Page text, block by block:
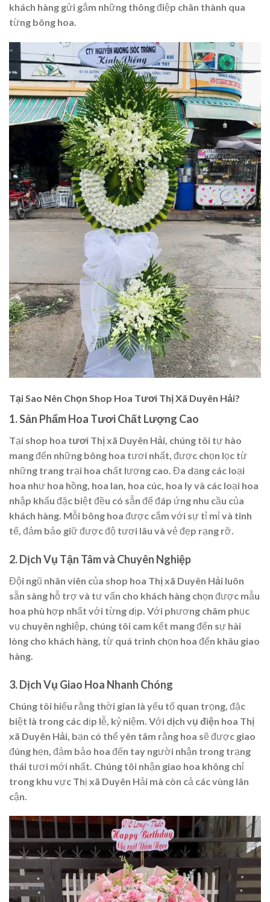
khách hàng gửi gắm những thông điệp chân thành qua
từng bông hoa.
Tại Sao Nên Chọn Shop Hoa Tươi Thị Xã Duyên Hải?
1.Sản Phẩm Hoa Tươi Chất Lượng Cao
Tại shop hoa tươi Thị xã Duyên Hải, chúng tôi tự hào
mang đến những bông hoa tươi nhất, được chọn lọc từ
những trang trại hoa chất lượng cao. Đa dạng các loại
hoa như hoa hồng, hoa lan, hoa cúc, hoa ly và các loại hoa
nhập khẩu đặc biệt đều có sẵn để đáp ứng nhu cầu của
khách hàng. Mỗi bông hoa được cắm với sự tỉ mỉ và tinh
tế, đảm bảo giữ được độ tươi lâu và vẻ đẹp rạng rỡ.
2.Dịch Vụ Tận Tâm và Chuyên Nghiệp
Đội ngũ nhân viên của shop hoa Thị xã Duyên Hải luôn
sẵn sàng hỗ trợ và tư vấn cho khách hàng chọn được mẫu
hoa phù hợp nhất với từng dịp. Với phương châm phục
vụ chuyên nghiệp, chúng tôi cam kết mang đến sự hài
lòng cho khách hàng, từ quá trình chọn hoa đến khâu giao
hàng.
3.Dịch Vụ Giao Hoa Nhanh Chóng
Chúng tôi hiểu rằng thời gian là yếu tố quan trọng, đặc
biệt là trong các dịp lễ, kỷ niệm. Với dịch vụ điện hoa Thị
xã Duyên Hải , bạn có thể yên tâm rằng hoa sẽ được giao
đúng hẹn, đảm bảo hoa đến tay người nhận trong trạng
thái tươi mới nhất. Chúng tôi nhận giao hoa không chỉ
trong khu vực Thị xã Duyên Hải mà còn cả các vùng lân
cận.